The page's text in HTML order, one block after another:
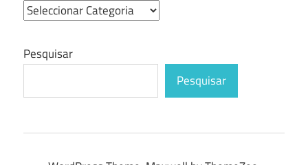
Pesquisar
Pesquisar